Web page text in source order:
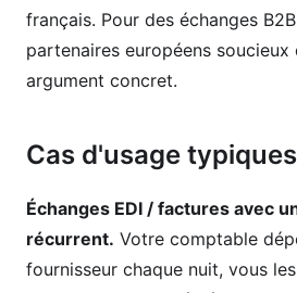
français. Pour des échanges
partenaires européens soucieux
argument concret.
Cas d'usage typiques
Échanges EDI / factures avec
récurrent. Votre comptable
fournisseur chaque nuit, vous